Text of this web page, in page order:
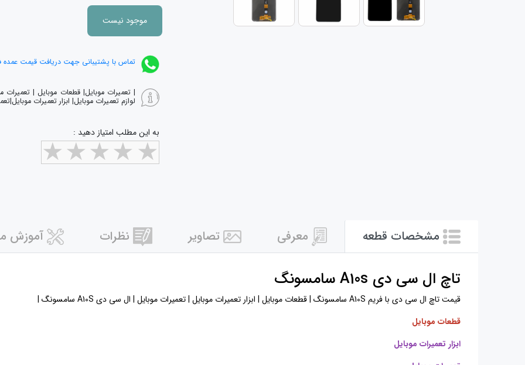
موجود نیست
تماس با پشتیبانی جهت دریافت قیمت عمده
| تعمیرات موبایل| قطعات موبایل | تعمیرات
لوازم تعمیرات موبایل| ابزار تعمیرات
به این مطلب امتیاز دهید :
مشخصات قطعه معرفی تصاویر نظرات آموزش
تاچ ال سی دی A10s سامسونگ
قیمت تاچ ال سی دی با فریم A10S سامسونگ | قطعات موبایل | ابزار تعمیرات موبایل | تعمیرات موبایل | ال سی دی A10S سامسونگ |
قطعات موبایل
ابزار تعمیرات موبایل